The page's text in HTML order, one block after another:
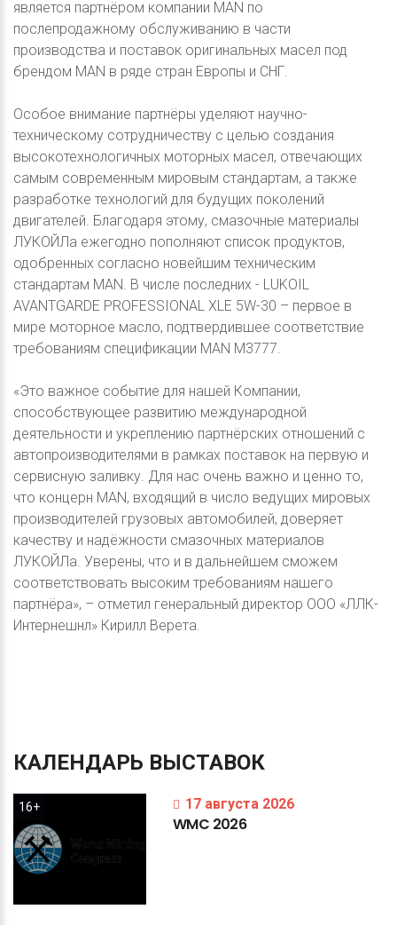
является партнёром компании MAN по
послепродажному обслуживанию в части
производства и поставок оригинальных масел под
брендом MAN в ряде стран Европы и СНГ.
Особое внимание партнёры уделяют научно-
техническому сотрудничеству с целью создания
высокотехнологичных моторных масел, отвечающих
самым современным мировым стандартам, а также
разработке технологий для будущих поколений
двигателей. Благодаря этому, смазочные материалы
ЛУКОЙЛа ежегодно пополняют список продуктов,
одобренных согласно новейшим техническим
стандартам MAN. В числе последних - LUKOIL
AVANTGARDE PROFESSIONAL XLE 5W-30 – первое в
мире моторное масло, подтвердившее соответствие
требованиям спецификации MAN M3777.
«Это важное событие для нашей Компании,
способствующее развитию международной
деятельности и укреплению партнёрских отношений с
автопроизводителями в рамках поставок на первую и
сервисную заливку. Для нас очень важно и ценно то,
что концерн MAN, входящий в число ведущих мировых
производителей грузовых автомобилей, доверяет
качеству и надёжности смазочных материалов
ЛУКОЙЛа. Уверены, что и в дальнейшем сможем
соответствовать высоким требованиям нашего
партнёра», – отметил генеральный директор ООО «ЛЛК-
Интернешнл» Кирилл Верета.
КАЛЕНДАРЬ ВЫСТАВОК
16+ 17 августа 2026
WMC 2026